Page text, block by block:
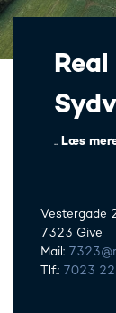
.. Læs
Vestergade
7323 Give
Mail:
Tlf.: 7023